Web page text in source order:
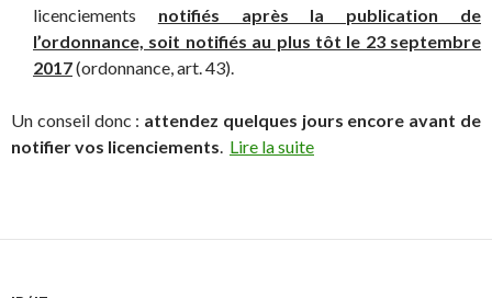
licenciements notifiés après la publication de
l’ordonnance, soit notifiés au plus tôt le 23 septembre
2017(ordonnance, art. 43).
Un conseil donc : attendez quelques jours encore avant de
notifier vos licenciements. Lire la suite